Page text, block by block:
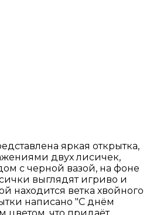
яркая открытка,
двух лисичек,
с черной вазой, на фоне
выглядят игриво и
находится ветка хвойного
написано "С днём